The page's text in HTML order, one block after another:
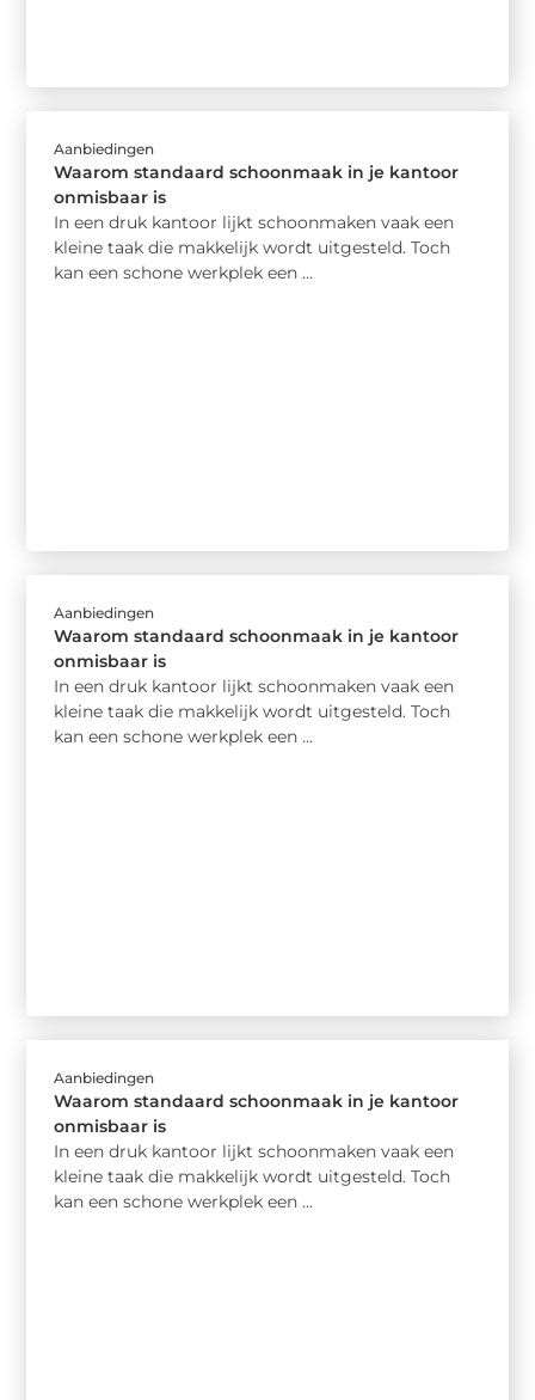
Aanbiedingen
Waarom standaard schoonmaak in je kantoor
onmisbaar is
In een druk kantoor lijkt schoonmaken vaak een
kleine taak die makkelijk wordt uitgesteld. Toch
kan een schone werkplek een ...
Aanbiedingen
Waarom standaard schoonmaak in je kantoor
onmisbaar is
In een druk kantoor lijkt schoonmaken vaak een
kleine taak die makkelijk wordt uitgesteld. Toch
kan een schone werkplek een ...
Aanbiedingen
Waarom standaard schoonmaak in je kantoor
onmisbaar is
In een druk kantoor lijkt schoonmaken vaak een
kleine taak die makkelijk wordt uitgesteld. Toch
kan een schone werkplek een ...